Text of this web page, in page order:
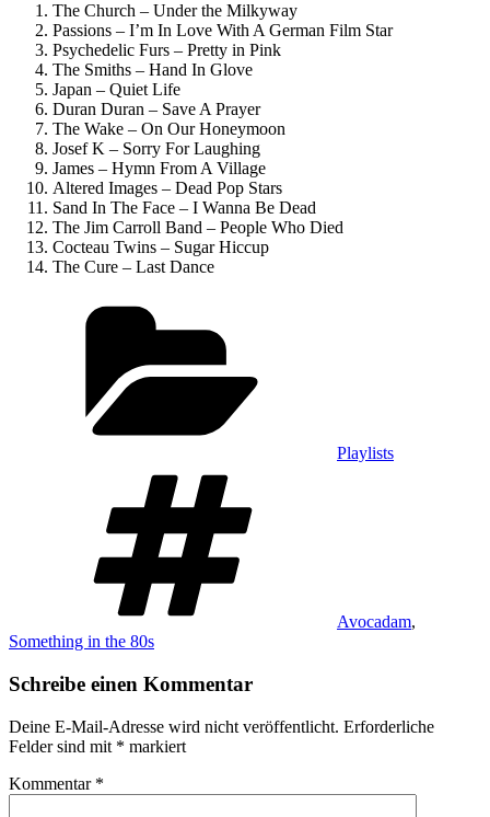
The Church – Under the Milkyway
Passions – I’m In Love With A German Film Star
Psychedelic Furs – Pretty in Pink
The Smiths – Hand In Glove
Japan – Quiet Life
Duran Duran – Save A Prayer
The Wake – On Our Honeymoon
Josef K – Sorry For Laughing
James – Hymn From A Village
Altered Images – Dead Pop Stars
Sand In The Face – I Wanna Be Dead
The Jim Carroll Band – People Who Died
Cocteau Twins – Sugar Hiccup
The Cure – Last Dance
Playlists
Avocadam,
Something in the 80s
Schreibe einen Kommentar
Deine E-Mail-Adresse wird nicht veröffentlicht. Erforderliche
Felder sind mit * markiert
Kommentar *